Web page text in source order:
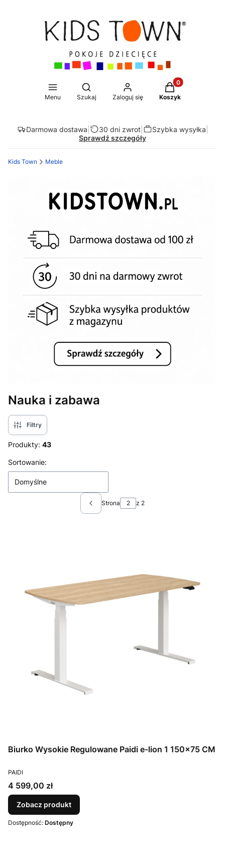
Menu
Otwórz wyszukiwarkę
Szukaj Zaloguj się
Produkty w
Koszyk
Darmowa dostawa 30 dni zwrot| Szybka wysyłka
Sprawdź szczegóły
Kids Town Meble
Nauka i zabawa
Filtry
Produkty: 43
Lista produktów
Sortowanie:
Domyślne
Poprzednie produkty
Strona z 2
Biurko Wysokie Regulowane Paidi e-lion 1 150x75 CM
PRODUCENT
PAIDI
Cena
4 599,00 zł
Zobacz produkt
Dostępność: Dostępny